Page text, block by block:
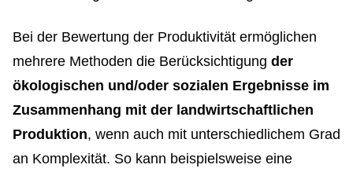
Bei der Bewertung der Produktivität ermöglichen
mehrere Methoden die Berücksichtigung der
ökologischen und/oder sozialen Ergebnisse im
Zusammenhang mit der landwirtschaftlichen
Produktion, wenn auch mit unterschiedlichem Grad
an Komplexität. So kann beispielsweise eine